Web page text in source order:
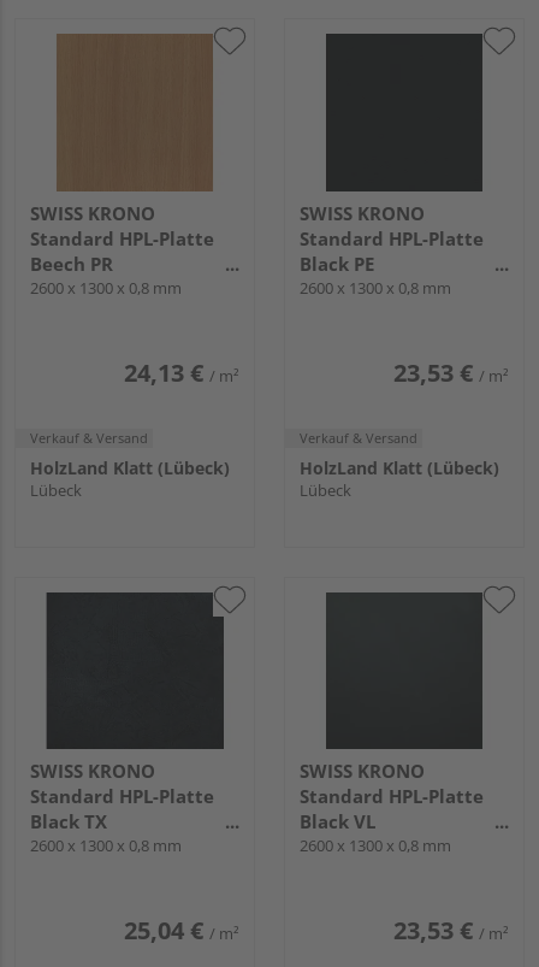
SWISS KRONO
Standard HPL-Platte
Beech PR
2600x1300x0.8mm
2600 x 1300 x 0,8 mm
24,13 € / m²
Verkauf & Versand
HolzLand Klatt (Lübeck)
Lübeck
SWISS KRONO
Standard HPL-Platte
Black PE
2600x1300x0.8mm
2600 x 1300 x 0,8 mm
23,53 € / m²
Verkauf & Versand
HolzLand Klatt (Lübeck)
Lübeck
SWISS KRONO
Standard HPL-Platte
Black TX
2600x1300x0.8mm
2600 x 1300 x 0,8 mm
25,04 € / m²
SWISS KRONO
Standard HPL-Platte
Black VL
2600x1300x0.8mm
2600 x 1300 x 0,8 mm
23,53 € / m²